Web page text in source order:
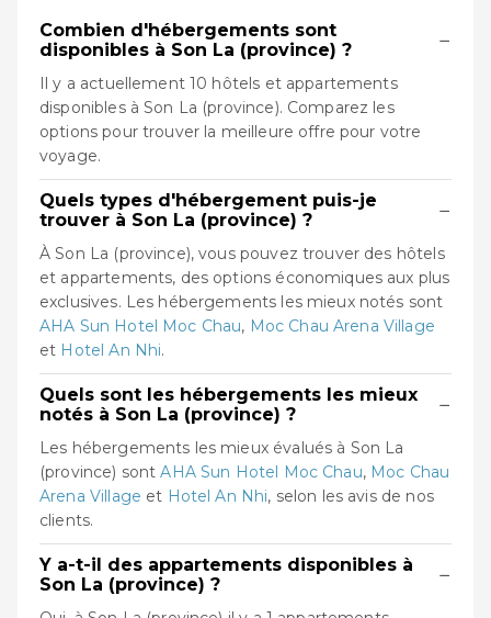
Combien d'hébergements sont
disponibles à Son La (province) ?
−
Il y a actuellement 10 hôtels et appartements
disponibles à Son La (province). Comparez les
options pour trouver la meilleure offre pour votre
voyage.
Quels types d'hébergement puis-je
trouver à Son La (province) ?
−
À Son La (province), vous pouvez trouver des hôtels
et appartements, des options économiques aux plus
exclusives. Les hébergements les mieux notés sont
AHA Sun Hotel Moc Chau, Moc Chau Arena Village
et Hotel An Nhi.
Quels sont les hébergements les mieux
notés à Son La (province) ?
−
Les hébergements les mieux évalués à Son La
(province) sontAHA Sun Hotel Moc Chau, Moc Chau
Arena Village et Hotel An Nhi, selon les avis de nos
clients.
Y a-t-il des appartements disponibles à
Son La (province) ?
−